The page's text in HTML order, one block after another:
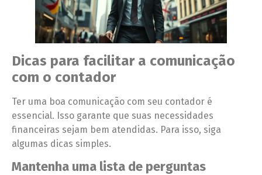
Dicas para facilitar a comunicação
com o contador
Ter uma boa comunicação com seu contador é
essencial. Isso garante que suas necessidades
financeiras sejam bem atendidas. Para isso, siga
algumas dicas simples.
Mantenha uma lista de perguntas